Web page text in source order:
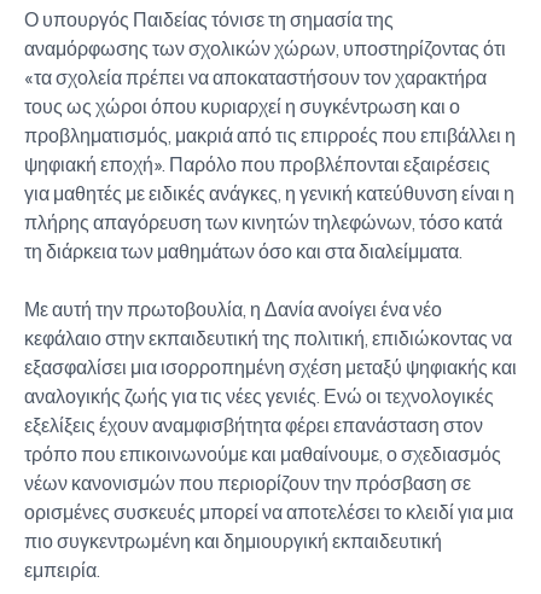
Ο υπουργός Παιδείας τόνισε τη σημασία της
αναμόρφωσης των σχολικών χώρων, υποστηρίζοντας ότι
«τα σχολεία πρέπει να αποκαταστήσουν τον χαρακτήρα
τους ως χώροι όπου κυριαρχεί η συγκέντρωση και ο
προβληματισμός, μακριά από τις επιρροές που επιβάλλει η
ψηφιακή εποχή». Παρόλο που προβλέπονται εξαιρέσεις
για μαθητές με ειδικές ανάγκες, η γενική κατεύθυνση είναι η
πλήρης απαγόρευση των κινητών τηλεφώνων, τόσο κατά
τη διάρκεια των μαθημάτων όσο και στα διαλείμματα.
Με αυτή την πρωτοβουλία, η Δανία ανοίγει ένα νέο
κεφάλαιο στην εκπαιδευτική της πολιτική, επιδιώκοντας να
εξασφαλίσει μια ισορροπημένη σχέση μεταξύ ψηφιακής και
αναλογικής ζωής για τις νέες γενιές. Ενώ οι τεχνολογικές
εξελίξεις έχουν αναμφισβήτητα φέρει επανάσταση στον
τρόπο που επικοινωνούμε και μαθαίνουμε, ο σχεδιασμός
νέων κανονισμών που περιορίζουν την πρόσβαση σε
ορισμένες συσκευές μπορεί να αποτελέσει το κλειδί για μια
πιο συγκεντρωμένη και δημιουργική εκπαιδευτική
εμπειρία.